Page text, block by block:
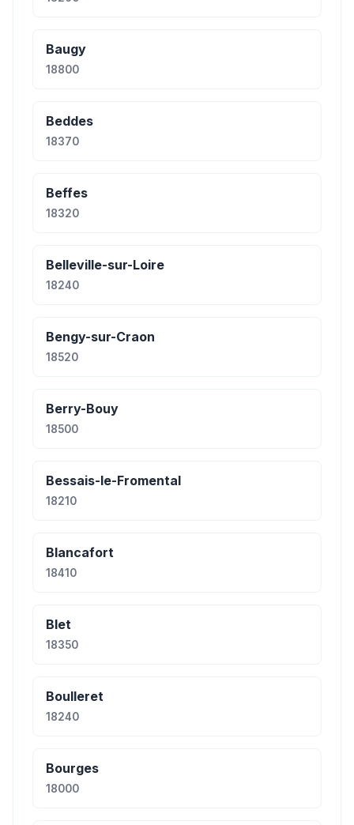
Baugy
18800
Beddes
18370
Beffes
18320
Belleville-sur-Loire
18240
Bengy-sur-Craon
18520
Berry-Bouy
18500
Bessais-le-Fromental
18210
Blancafort
18410
Blet
18350
Boulleret
18240
Bourges
18000